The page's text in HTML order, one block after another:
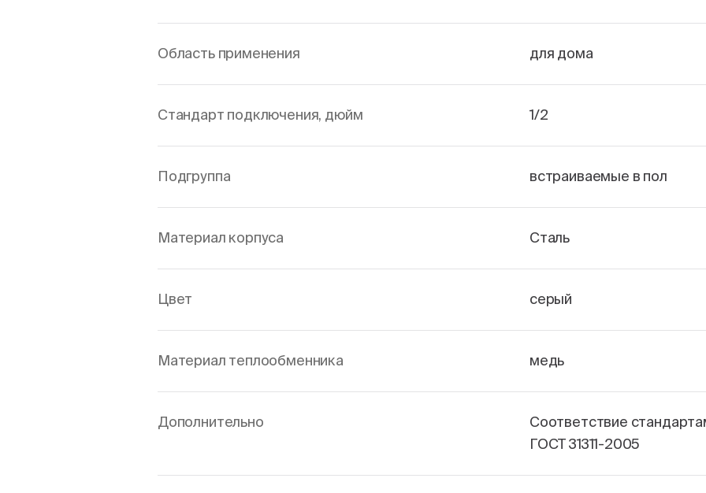
Область применения для дома
Стандарт подключения, дюйм 1/2
Подгруппа встраиваемые в пол
Материал корпуса Сталь
Цвет серый
Материал теплообменника медь
Дополнительно
Соответствие
ГОСТ 31311-2005